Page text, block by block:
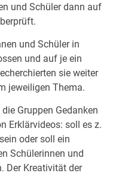
und Schüler dann auf
und Schüler in
und auf je ein
sie weiter
jeweiligen Thema.
Gruppen Gedanken
Erklärvideos: soll es z.
oder soll ein
Schülerinnen und
Der Kreativität der